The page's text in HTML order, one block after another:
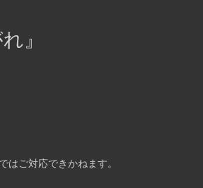
』
はご対応できかねます。